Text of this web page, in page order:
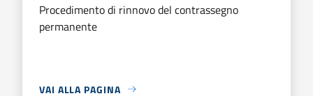
Procedimento di rinnovo del contrassegno
permanente
VAI ALLA PAGINA